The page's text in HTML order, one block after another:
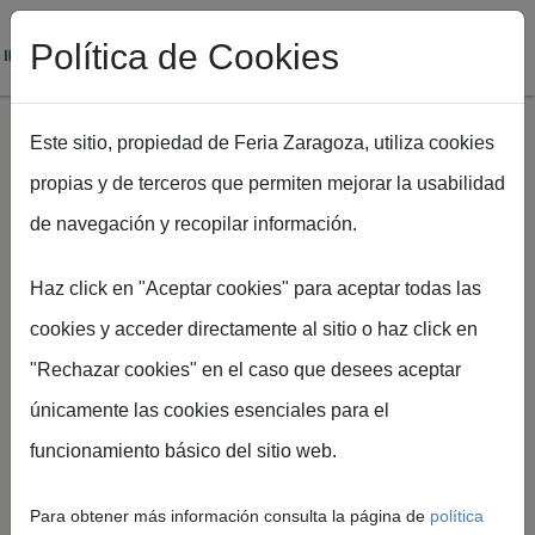
Pasar al contenido principal
Aliados
estratégicos
Política de Cookies
Este sitio, propiedad de Feria Zaragoza, utiliza cookies
propias y de terceros que permiten mejorar la usabilidad
de navegación y recopilar información.
Haz click en "Aceptar cookies" para aceptar todas las
cookies y acceder directamente al sitio o haz click en
"Rechazar cookies" en el caso que desees aceptar
únicamente las cookies esenciales para el
funcionamiento básico del sitio web.
Para obtener más información consulta la página de política